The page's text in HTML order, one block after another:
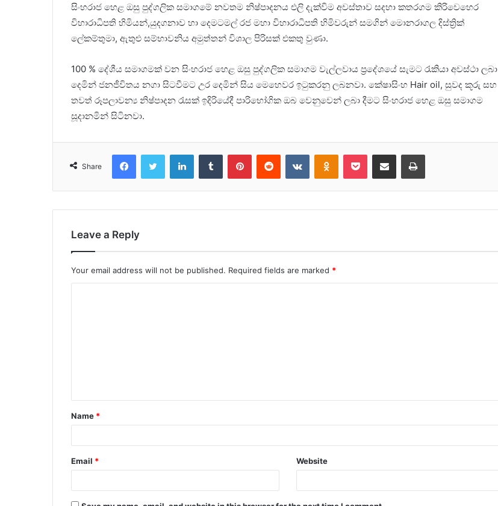
සිංහරාජ හෙළ ඔසු පුද්ගලික සමාගමේ නවතම නිෂ්පාදනය එලි දැක්විම අවස්තාව සදහා කතරගම කිරිවෙහෙර
විහාරාධිපති හිමියන්,යුදගනාව හා දෙමටමල් රජ මහා විහාරාධිපති හිමිවරුන් සමගින් මොනරාගල දිස්ත්‍රික්
ලේකම්තුමා, ඇතුළු සම්භාවනිය අමුත්තන් විශාල පිරිසක් එකතු වුණා.
100 % දේශීය සමාගමක් වන සිංහරාජ හෙළ ඔසු පුද්ගලික සමාගම වැල්ලවාය ප්‍රදේශයේ සැමට රැකියා අවස්ථා ලබා
දෙමින් ජනජීවිතය නගා සිටවීමට උර දෙමින් සිය මෙහෙවර ඉටුකරනු ලබනවා. කේෂාසිංහ Hair oil, සුවද කූරු සහ
තවත් රූපලාවන්‍ය නිෂ්පාදන රැසක් ඉදිරියේදී පාරිභෝගික ඔබ වෙනුවෙන් ලබා දීමට සිංහරාජ හෙළ ඔසු සමාගම
සූදානමින් සිටිනවා.
Share
FacebookTwitter LinkedInTumblr PinterestReddit VKontakteOdnoklassniki
Pocket Share via Email Print
Leave a Reply
Your email address will not be published. Required fields are marked *
t
*
Name *
Email * Website